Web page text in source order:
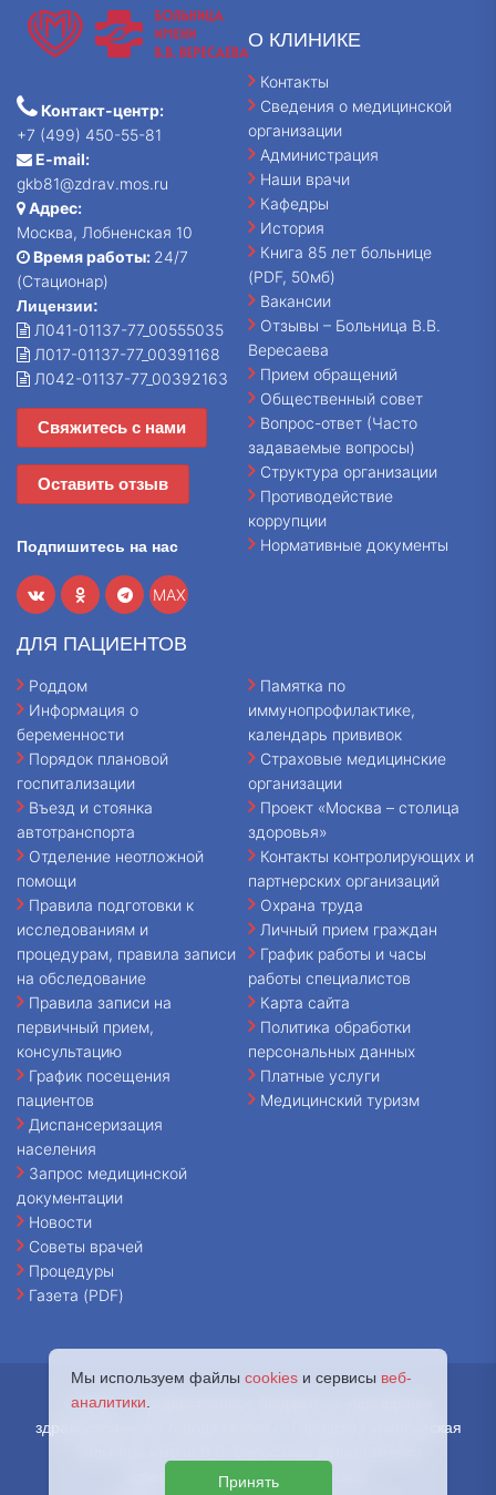
Контакт-центр:
+7 (499) 450-55-81
E-mail:
gkb81@zdrav.mos.ru
Адрес:
Москва, Лобненская 10
Время работы: 24/7
(Стационар)
Лицензии:
Л041-01137-77_00555035
Л017-01137-77_00391168
Л042-01137-77_00392163
Свяжитесь с нами
Оставить отзыв
Подпишитесь на нас
MAX
О КЛИНИКЕ
Контакты
Сведения о медицинской
организации
Администрация
Наши врачи
Кафедры
История
Книга 85 лет больнице
(PDF, 50мб)
Вакансии
Отзывы – Больница В.В.
Вересаева
Прием обращений
Общественный совет
Вопрос-ответ (Часто
задаваемые вопросы)
Структура организации
Противодействие
коррупции
Нормативные документы
ДЛЯ ПАЦИЕНТОВ
Роддом
Информация о
беременности
Порядок плановой
госпитализации
Въезд и стоянка
автотранспорта
Отделение неотложной
помощи
Правила подготовки к
исследованиям и
процедурам, правила записи
на обследование
Правила записи на
первичный прием,
консультацию
График посещения
пациентов
Диспансеризация
населения
Запрос медицинской
документации
Новости
Советы врачей
Процедуры
Газета (PDF)
Памятка по
иммунопрофилактике,
календарь прививок
Страховые медицинские
организации
Проект «Москва – столица
здоровья»
Контакты контролирующих и
партнерских организаций
Охрана труда
Личный прием граждан
График работы и часы
работы специалистов
Карта сайта
Политика обработки
персональных данных
Платные услуги
Медицинский туризм
© 2026 - Государственное бюджетное учреждение
здравоохранения города Москвы «Городская клиническая
здравоохранения города Москвы.
Мы используем файлы cookies и сервисы веб-
аналитики
Принять